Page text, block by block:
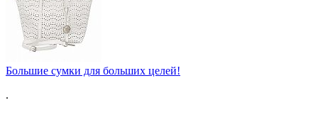
Большие сумки для больших целей!
.